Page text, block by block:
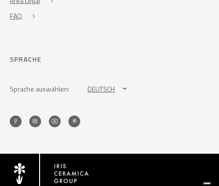
FAQ
SPRACHE
Sprache auswählen: DEUTSCH